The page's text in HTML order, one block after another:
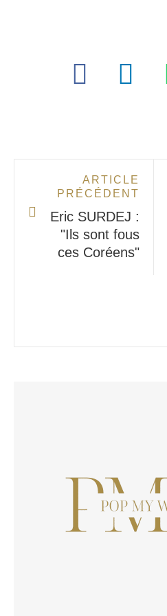
ARTICLE
PRÉCÉDENT
Eric SURDEJ :
"Ils sont fous
ces Coréens"